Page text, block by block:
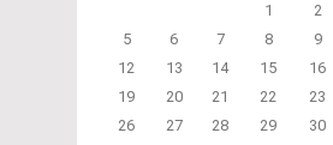
1
2
5
6 7 8 9
12
13 14 15 16
19
20 21 22 23
26
27 28 29 30